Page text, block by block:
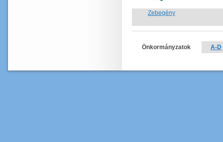
Zebegény
Önkormányzatok A-D